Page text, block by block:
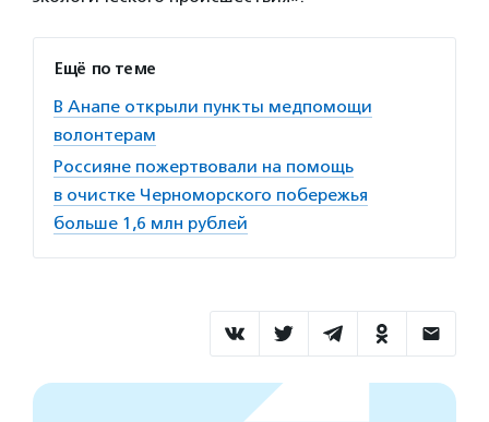
Ещё по теме
В Анапе открыли пункты медпомощи
волонтерам
Россияне пожертвовали на помощь
в очистке Черноморского побережья
больше 1,6 млн рублей